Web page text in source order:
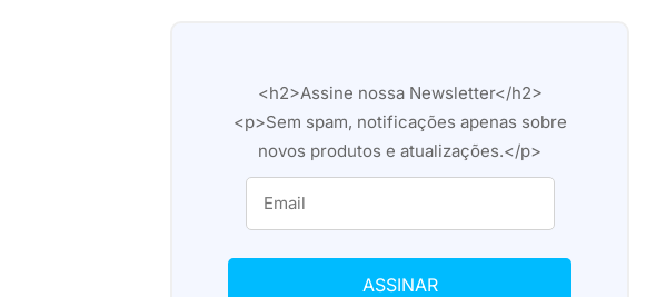
<h2>Assine nossa Newsletter</h2>
<p>Sem spam, notificações apenas sobre
novos produtos e atualizações.</p>
ASSINAR